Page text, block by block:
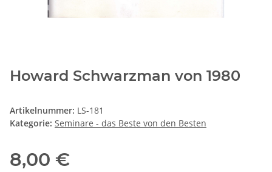
Howard Schwarzman von 1980
Artikelnummer: LS-181
Kategorie: Seminare - das Beste von den Besten
8,00 €